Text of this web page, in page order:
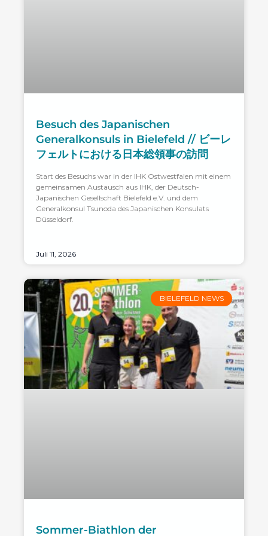
Besuch des Japanischen
Generalkonsuls in Bielefeld // ビーレ
フェルトにおける日本総領事の訪問
Start des Besuchs war in der IHK Ostwestfalen mit einem
gemeinsamen Austausch aus IHK, der Deutsch-
Japanischen Gesellschaft Bielefeld e.V. und dem
Generalkonsul Tsunoda des Japanischen Konsulats
Düsseldorf.
Juli 11, 2026
BIELEFELD NEWS
Sommer-Biathlon der